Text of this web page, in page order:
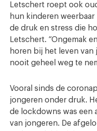
Letschert roept ook
hun kinderen weerbaar
de druk en stress die
Letschert. “Ongemak
horen bij het leven van
nooit geheel weg te
Vooral sinds de
jongeren onder druk.
de lockdowns was een
van jongeren. De